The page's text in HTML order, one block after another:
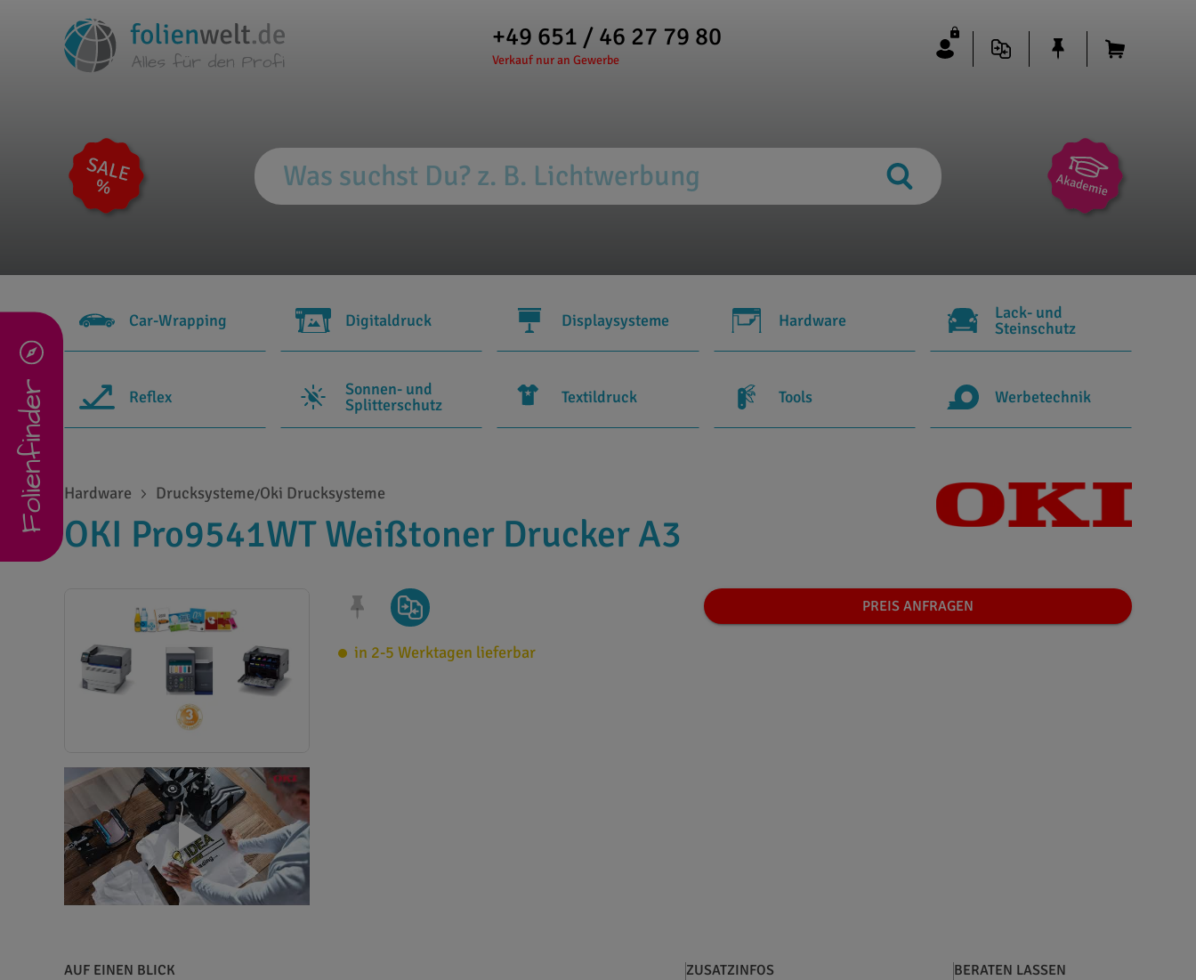
+49 651 / 46 27 79 80
Verkauf nur an Gewerbe
Car-Wrapping Digitaldruck Displaysysteme Hardware
Lack- und
Steinschutz
Reflex
Sonnen- und
Splitterschutz
Textildruck Tools Werbetechnik
Folienfinder Hardware Drucksysteme/Oki Drucksysteme
OKI Pro9541WT Weißtoner Drucker A3
in 2-5 Werktagen lieferbar
PREIS ANFRAGEN
AUF EINEN BLICK ZUSATZINFOS BERATEN LASSEN